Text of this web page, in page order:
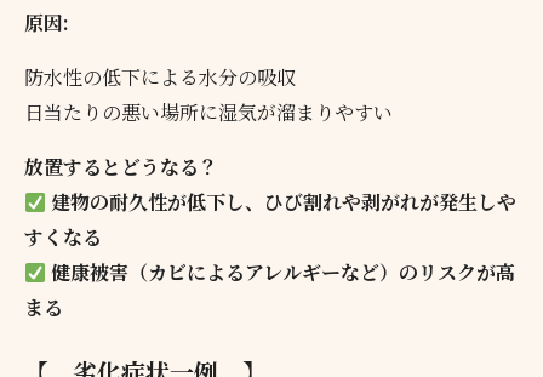
原因:
防水性の低下による水分の吸収
日当たりの悪い場所に湿気が溜まりやすい
放置するとどうなる？
建物の耐久性が低下し、ひび割れや剥がれが発生しや
すくなる
健康被害（カビによるアレルギーなど）のリスクが高
まる